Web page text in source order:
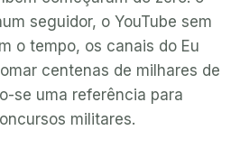
seguidor, o YouTube sem
o tempo, os canais do Eu
centenas de milhares de
se uma referência para
militares.